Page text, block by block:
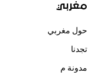
مغربي
حول مغربي
تجدنا
مدونة م